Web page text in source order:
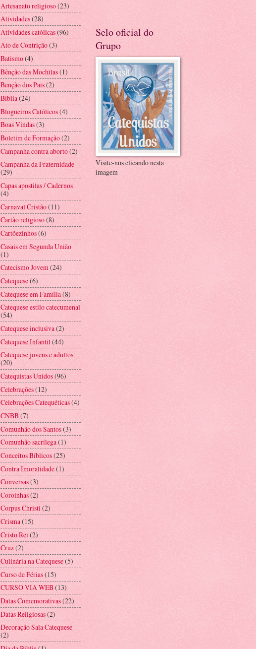
Artesanato religioso(23)
Atividades(28)
Atividades católicas(96)
Ato de Contrição(3)
Batismo(4)
Bênção das Mochilas(1)
Benção dos Pais(2)
Bíblia(24)
Blogueiros Católicos(4)
Boas Vindas(3)
Boletim de Formação(2)
Campanha contra aborto(2)
Campanha da Fraternidade
(29)
Capas apostilas / Cadernos
(4)
Carnaval Cristão(11)
Cartão religioso(8)
Cartõezinhos(6)
Casais em Segunda União
(1)
Catecismo Jovem(24)
Catequese(6)
Catequese em Família(8)
Catequese estilo catecumenal
(54)
Catequese inclusiva(2)
Catequese Infantil (44)
Catequese jovens e adultos
(20)
Catequistas Unidos(96)
Celebrações(12)
Celebrações Catequéticas(4)
CNBB(7)
Comunhão dos Santos(3)
Comunhão sacrílega(1)
Conceitos Bíblicos(25)
Contra Imoralidade(1)
Conversas(3)
Coroinhas(2)
Corpus Christi(2)
Crisma(15)
Cristo Rei (2)
Cruz(2)
Culinária na Catequese(5)
Curso de Férias(15)
CURSO VIA WEB(13)
Datas Comemorativas(22)
Datas Religiosas(2)
Decoração Sala Catequese
(2)
Selo oficial do
Grupo
Visite-nos clicando nesta
imagem